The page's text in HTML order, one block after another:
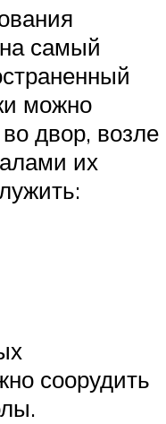
самый
можно
двор, возле
их
соорудить